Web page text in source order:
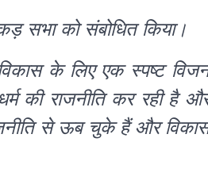
सभा को संबोधित किया।
के लिए एक स्पष्ट
की राजनीति कर रही है
से ऊब चुके हैं और